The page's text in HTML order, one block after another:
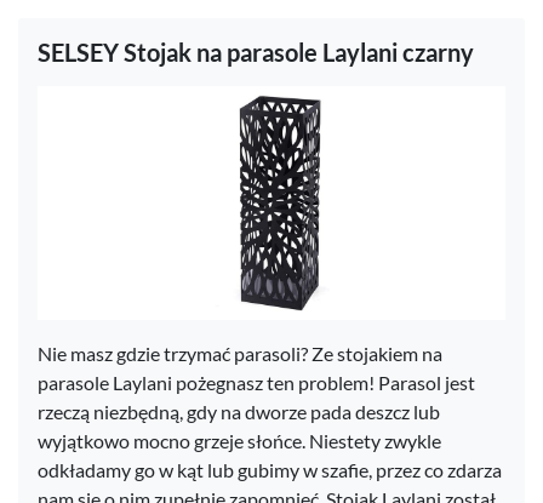
SELSEY Stojak na parasole Laylani czarny
Nie masz gdzie trzymać parasoli? Ze stojakiem na
parasole Laylani pożegnasz ten problem! Parasol jest
rzeczą niezbędną, gdy na dworze pada deszcz lub
wyjątkowo mocno grzeje słońce. Niestety zwykle
odkładamy go w kąt lub gubimy w szafie, przez co zdarza